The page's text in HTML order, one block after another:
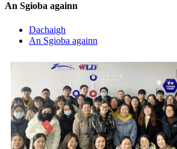
An Sgioba againn
Dachaigh
An Sgioba againn